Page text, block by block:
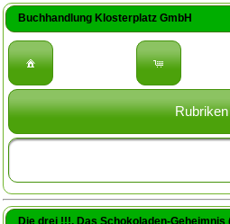
Buchhandlung Klosterplatz GmbH
Rubriken